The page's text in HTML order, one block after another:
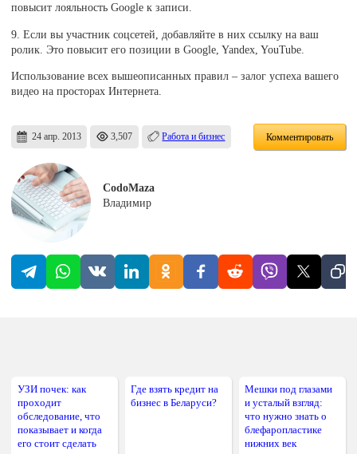
повысит лояльность Google к записи.
9. Если вы участник соцсетей, добавляйте в них ссылку на ваш
ролик. Это повысит его позиции в Google, Yandex, YouTube.
Использование всех вышеописанных правил – залог успеха вашего
видео на просторах Интернета.
24 апр. 2013 3,507 Работа и бизнес Комментировать
CodoMaza
Владимир
УЗИ почек: как
проходит
обследование, что
показывает и когда
его стоит сделать
Где взять кредит на
бизнес в Беларуси?
Мешки под глазами
и усталый взгляд:
что нужно знать о
блефаропластике
нижних век